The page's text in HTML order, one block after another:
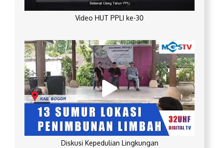
Video HUT PPLI ke-30
Diskusi Kepedulian Lingkungan